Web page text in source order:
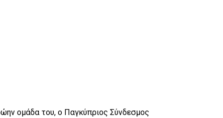
ομάδα του, ο Παγκύπριος Σύνδεσμος